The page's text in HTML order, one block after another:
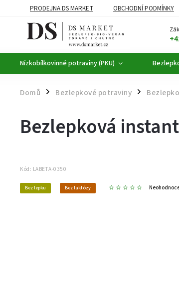
PRODEJNA DS MARKET OBCHODNÍ PODMÍNKY
BEZLEPKOVÉ POTRAVINY
Nízkobílkovinné potraviny (PKU)
Domů / Bezlepkové potraviny /
Bezlepková
Kód: LABETA-0350
Bez lepku Bez laktózy